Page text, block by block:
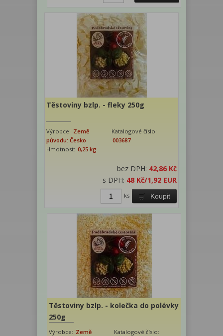
Těstoviny bzlp. - fleky 250g
Výrobce: Země
původu: Česko
Katalogové číslo:
003687
Hmotnost: 0,25 kg
bez DPH: 42,86 Kč
s DPH: 48 Kč/1,92 EUR
Koupit
ks
Těstoviny bzlp. - kolečka do polévky
250g
Výrobce: Země Katalogové číslo: